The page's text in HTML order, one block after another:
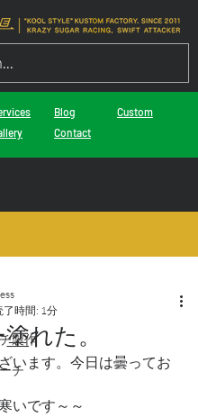
Blog
Contact
Custom
製作
チ
れた。
了時間: 1分
います。今日は曇ってお
いです～～